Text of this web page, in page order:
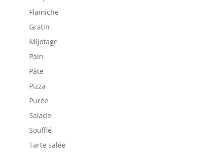
Flamiche
Gratin
Mijotage
Pain
Pâte
Pizza
Purée
Salade
Soufflé
Tarte salée